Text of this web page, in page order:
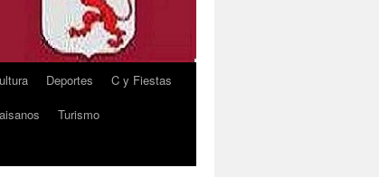
Deportes
C y Fiestas
Turismo